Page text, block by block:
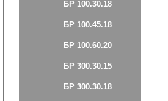
БР 100.30.18
БР 100.45.18
БР 100.60.20
БР 300.30.15
БР 300.30.18